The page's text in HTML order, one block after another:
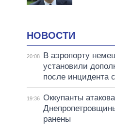
НОВОСТИ
20:08
В аэропорту
установили
после инцидента
19:36 Оккупанты
ранены